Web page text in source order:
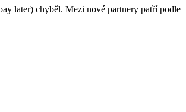
later) chyběl. Mezi nové partnery patří podle